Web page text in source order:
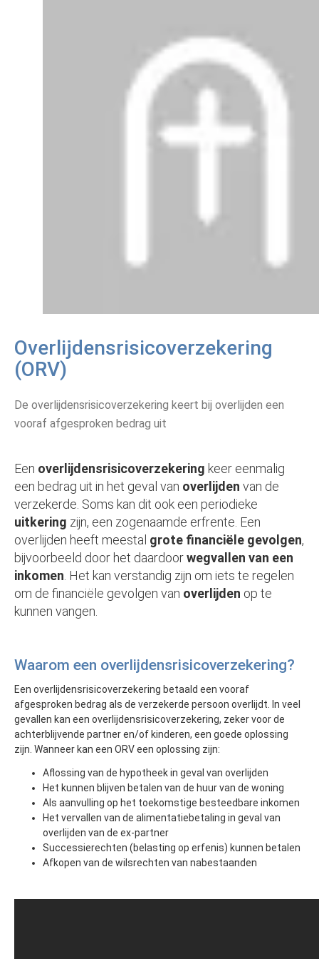
Overlijdensrisicoverzekering
(ORV)
De overlijdensrisicoverzekering keert bij overlijden een
vooraf afgesproken bedrag uit
Een overlijdensrisicoverzekering keer eenmalig
een bedrag uit in het geval van overlijden van de
verzekerde. Soms kan dit ook een periodieke
uitkering zijn, een zogenaamde erfrente. Een
overlijden heeft meestal grote financiële gevolgen,
bijvoorbeeld door het daardoorwegvallen van een
inkomen . Het kan verstandig zijn om iets te regelen
om de financiële gevolgen van overlijden op te
kunnen vangen.
Waarom een overlijdensrisicoverzekering?
Een overlijdensrisicoverzekering betaald een vooraf
afgesproken bedrag als de verzekerde persoon overlijdt. In veel
gevallen kan een overlijdensrisicoverzekering, zeker voor de
achterblijvende partner en/of kinderen, een goede oplossing
zijn. Wanneer kan een ORV een oplossing zijn:
Aflossing van de hypotheek in geval van overlijden
Het kunnen blijven betalen van de huur van de woning
Als aanvulling op het toekomstige besteedbare inkomen
Het vervallen van de alimentatiebetaling in geval van
overlijden van de ex-partner
Successierechten (belasting op erfenis) kunnen betalen
Afkopen van de wilsrechten van nabestaanden